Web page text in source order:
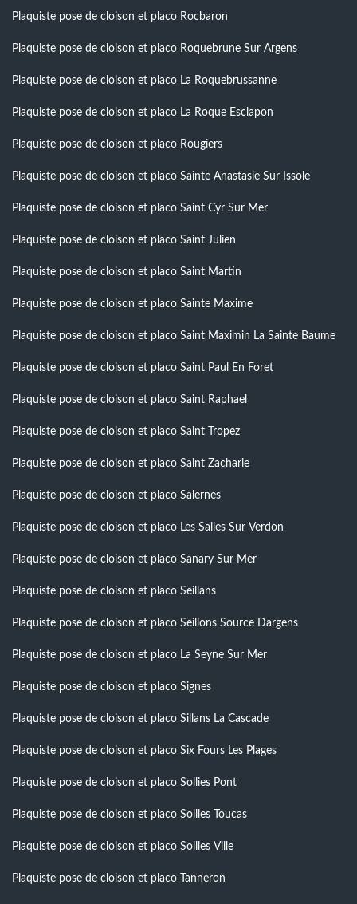
Plaquiste pose de cloison et placo Rocbaron
Plaquiste pose de cloison et placo Roquebrune Sur Argens
Plaquiste pose de cloison et placo La Roquebrussanne
Plaquiste pose de cloison et placo La Roque Esclapon
Plaquiste pose de cloison et placo Rougiers
Plaquiste pose de cloison et placo Sainte Anastasie Sur Issole
Plaquiste pose de cloison et placo Saint Cyr Sur Mer
Plaquiste pose de cloison et placo Saint Julien
Plaquiste pose de cloison et placo Saint Martin
Plaquiste pose de cloison et placo Sainte Maxime
Plaquiste pose de cloison et placo Saint Maximin La Sainte Baume
Plaquiste pose de cloison et placo Saint Paul En Foret
Plaquiste pose de cloison et placo Saint Raphael
Plaquiste pose de cloison et placo Saint Tropez
Plaquiste pose de cloison et placo Saint Zacharie
Plaquiste pose de cloison et placo Salernes
Plaquiste pose de cloison et placo Les Salles Sur Verdon
Plaquiste pose de cloison et placo Sanary Sur Mer
Plaquiste pose de cloison et placo Seillans
Plaquiste pose de cloison et placo Seillons Source Dargens
Plaquiste pose de cloison et placo La Seyne Sur Mer
Plaquiste pose de cloison et placo Signes
Plaquiste pose de cloison et placo Sillans La Cascade
Plaquiste pose de cloison et placo Six Fours Les Plages
Plaquiste pose de cloison et placo Sollies Pont
Plaquiste pose de cloison et placo Sollies Toucas
Plaquiste pose de cloison et placo Sollies Ville
Plaquiste pose de cloison et placo Tanneron